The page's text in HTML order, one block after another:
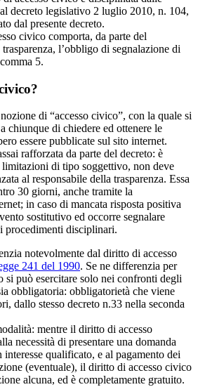
decreto legislativo 2 luglio 2010, n. 104,
dal presente decreto.
civico comporta, da parte del
l’obbligo di segnalazione di
5.
di “accesso civico”, con la quale si
chiunque di chiedere ed ottenere le
essere pubblicate sul sito internet.
rafforzata da parte del decreto: è
limitazioni di tipo soggettivo, non deve
al responsabile della trasparenza. Essa
30 giorni, anche tramite la
in caso di mancata risposta positiva
sostitutivo ed occorre segnalare
procedimenti disciplinari.
notevolmente dal diritto di accesso
241 del 1990. Se ne differenzia per
si può esercitare solo nei confronti degli
obbligatoria: obbligatorietà che viene
dallo stesso decreto n.33 nella seconda
mentre il diritto di accesso
necessità di presentare una domanda
qualificato, e al pagamento dei
(eventuale), il diritto di accesso civico
alcuna, ed è completamente gratuito.